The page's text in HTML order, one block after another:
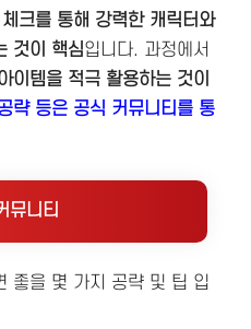
크를 통해 강력한 캐릭터와
것이 핵심입니다. 과정에서
이템을 적극 활용하는 것이
략 등은 공식 커뮤니티를 통
뮤니티
좋을 몇 가지 공략 및 팁 입